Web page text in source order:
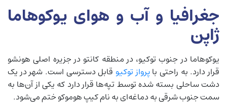
جغرافیا و آب و هوای یوکوهاما
ژاپن
یوکوهاما در جنوب توکیو، در منطقه کانتو در جزیره اصلی هونشو
قرار دارد. به راحتی باپرواز توکیو قابل دسترسی است. شهر در یک
دشت ساحلی بسته شده توسط تپه‌ها قرار دارد که یکی از آن‌ها به
سمت جنوب شرقی به دماغه‌ای به نام کیپ هوموکو ختم می‌شود.